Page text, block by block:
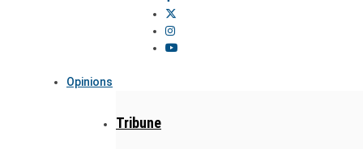
Opinions
Tribune